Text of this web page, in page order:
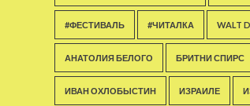
#ФЕСТИВАЛЬ #ЧИТАЛКА WALT
АНАТОЛИЯ БЕЛОГО БРИТНИ СПИРС
ИВАН ОХЛОБЫСТИН ИЗРАИЛЕ